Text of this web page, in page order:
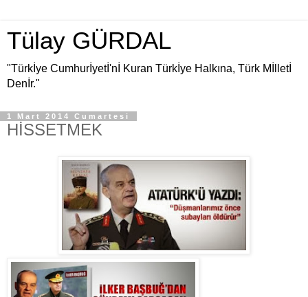
Tülay GÜRDAL
"Türkİye Cumhurİyetİ'nİ Kuran Türkİye Halkına, Türk Mİlletİ
Denİr."
1 Mart 2014 Cumartesi
HİSSETMEK